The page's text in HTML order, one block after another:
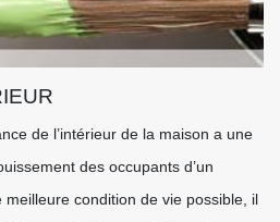
de l’intérieur de la maison a une
des occupants d’un
condition de vie possible, il